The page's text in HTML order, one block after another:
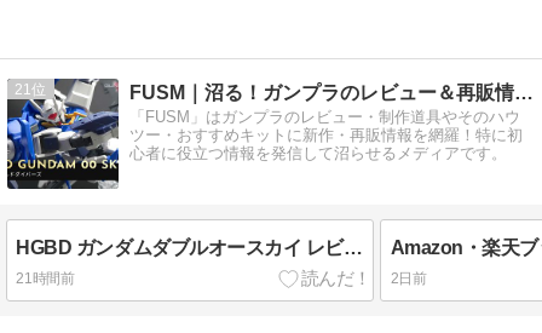
21 FUSM｜沼る！ガンプラのレビュー＆再販情報発信ブログ
「FUSM」はガンプラのレビュー・制作道具やそのハウ
ツー・おすすめキットに新作・再販情報を網羅！特に初
心者に役立つ情報を発信して沼らせるメディアです。
HGBD ガンダムダブルオースカイ レビュー
21時間前 2日前